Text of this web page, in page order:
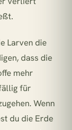
Larven die
dass die
mehr
für
Wenn
du die Erde